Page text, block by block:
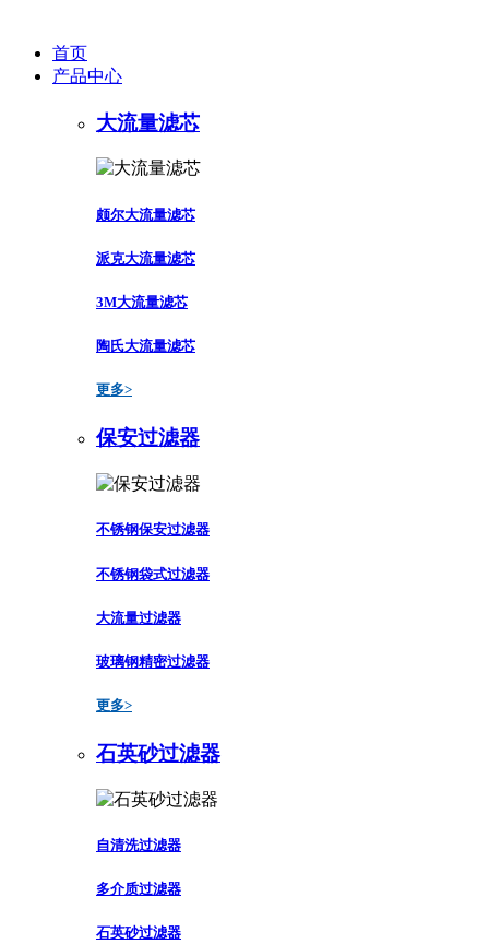
首页
产品中心
大流量滤芯
颇尔大流量滤芯
派克大流量滤芯
3M大流量滤芯
陶氏大流量滤芯
更多>
保安过滤器
不锈钢保安过滤器
不锈钢袋式过滤器
大流量过滤器
玻璃钢精密过滤器
更多>
石英砂过滤器
自清洗过滤器
多介质过滤器
石英砂过滤器